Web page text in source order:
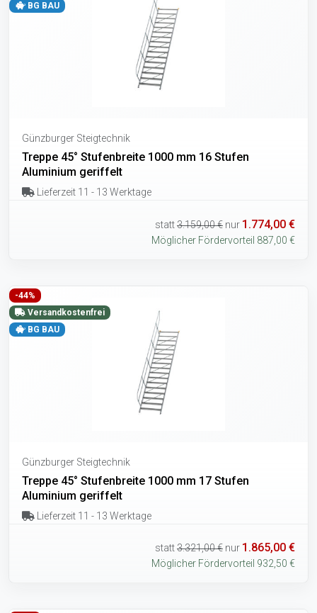
BG BAU
Günzburger Steigtechnik
Treppe 45° Stufenbreite 1000 mm 16 Stufen
Aluminium geriffelt
Lieferzeit 11 - 13 Werktage
statt3.159,00 € nur 1.774,00 €
Möglicher Fördervorteil 887,00 €
-44%
Versandkostenfrei
BG BAU
Günzburger Steigtechnik
Treppe 45° Stufenbreite 1000 mm 17 Stufen
Aluminium geriffelt
Lieferzeit 11 - 13 Werktage
statt3.321,00 € nur 1.865,00 €
Möglicher Fördervorteil 932,50 €